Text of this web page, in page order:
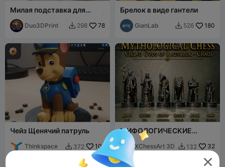
Милая подставка для
карандашей в виде кошки |
Очаровательный
органайзер для стола
Duo3DPrint  298 78
Брелок в виде гантели
GianLab  526 180
Чейз Щенячий патруль
Thinkspace  372 101
МИФОЛОГИЧЕСКИЕ
ШАХМАТЫ БОГИ
ВИКИНГОВ РАГНАРЕКА
ХАОС 3MF
XChessArt 3D  132 32
